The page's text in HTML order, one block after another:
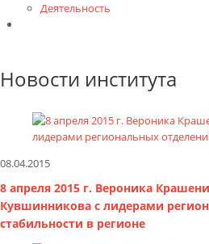
Деятельность
Новости института
08.04.2015
8 апреля 2015 г. Вероника
Кувшинникова с лидерами
стабильности в регионе